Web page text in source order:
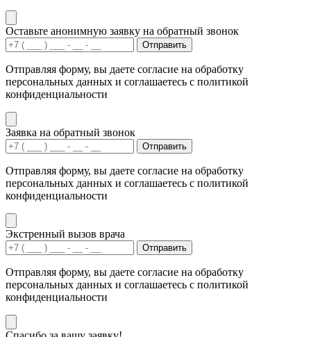
Оставьте анонимную заявку на обратный звонок
Отправить
Отправляя форму, вы даете согласие на обработку
персональных данных и соглашаетесь с политикой
конфиденциальности
Заявка на обратный звонок
Отправить
Отправляя форму, вы даете согласие на обработку
персональных данных и соглашаетесь с политикой
конфиденциальности
Экстренный вызов врача
Отправить
Отправляя форму, вы даете согласие на обработку
персональных данных и соглашаетесь с политикой
конфиденциальности